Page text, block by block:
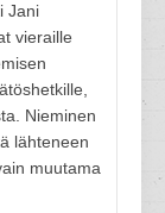
Jani
vieraille
Nieminen
lähteneen
muutama